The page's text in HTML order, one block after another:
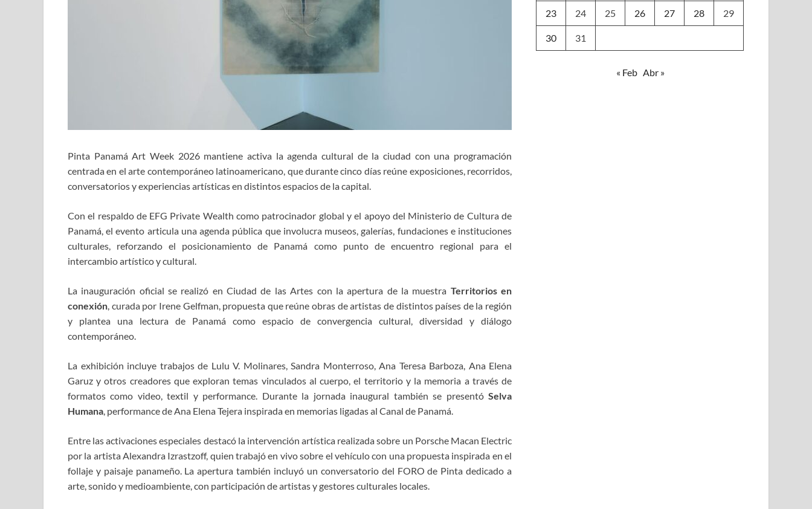
Pinta Panamá Art Week 2026 mantiene activa la agenda cultural de la ciudad con una programación
centrada en el arte contemporáneo latinoamericano, que durante cinco días reúne exposiciones, recorridos,
conversatorios y experiencias artísticas en distintos espacios de la capital.
Con el respaldo de EFG Private Wealth como patrocinador global y el apoyo del Ministerio de Cultura de
Panamá, el evento articula una agenda pública que involucra museos, galerías, fundaciones e instituciones
culturales, reforzando el posicionamiento de Panamá como punto de encuentro regional para el
intercambio artístico y cultural.
La inauguración oficial se realizó en Ciudad de las Artes con la apertura de la muestra Territorios en
conexión, curada por Irene Gelfman, propuesta que reúne obras de artistas de distintos países de la región
y plantea una lectura de Panamá como espacio de convergencia cultural, diversidad y diálogo
contemporáneo.
La exhibición incluye trabajos de Lulu V. Molinares, Sandra Monterroso, Ana Teresa Barboza, Ana Elena
Garuz y otros creadores que exploran temas vinculados al cuerpo, el territorio y la memoria a través de
formatos como video, textil y performance. Durante la jornada inaugural también se presentó Selva
Humana, performance de Ana Elena Tejera inspirada en memorias ligadas al Canal de Panamá.
Entre las activaciones especiales destacó la intervención artística realizada sobre un Porsche Macan Electric
por la artista Alexandra Izrastzoff, quien trabajó en vivo sobre el vehículo con una propuesta inspirada en el
follaje y paisaje panameño. La apertura también incluyó un conversatorio del FORO de Pinta dedicado a
arte, sonido y medioambiente, con participación de artistas y gestores culturales locales.
23 24 25 26 27 28 29
30 31
« Feb Abr »